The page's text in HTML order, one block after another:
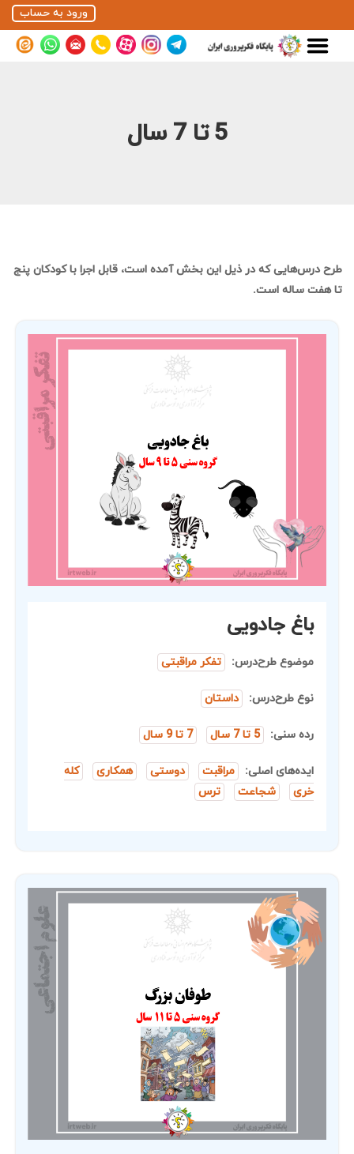
ورود به حساب
5 تا 7 سال
طرح درس‌هایی که در ذیل این بخش آمده است، قابل اجرا با کودکان پنج
تا هفت ساله است.
باغ جادویی
موضوع طرح‌درس: تفکر مراقبتی
نوع طرح‌درس: داستان
رده سنی: 5 تا 7 سال 7 تا 9 سال
ایده‌های اصلی: مراقبت دوستی همکاری
کله
خری
شجاعت ترس